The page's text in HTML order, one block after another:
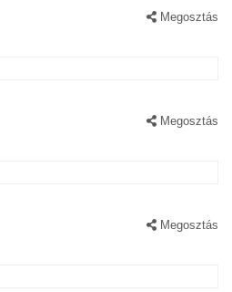
Megosztás
Megosztás
Megosztás